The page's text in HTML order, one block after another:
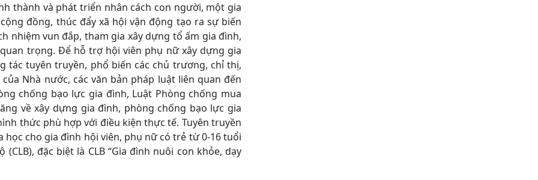
thành và phát triển nhân cách con người, một gia
đồng, thúc đẩy xã hội vận động tạo ra sự biến
nhiệm vun đắp, tham gia xây dựng tổ ấm gia đình,
trọng. Để hỗ trợ hội viên phụ nữ xây dựng gia
tác tuyên truyền, phổ biến các chủ trương, chỉ thị,
Nhà nước, các văn bản pháp luật liên quan đến
chống bạo lực gia đình, Luật Phòng chống mua
về xây dựng gia đình, phòng chống bạo lực gia
thức phù hợp với điều kiện thực tế. Tuyên truyền
cho gia đình hội viên, phụ nữ có trẻ từ 0-16 tuổi
đặc biệt là CLB “Gia đình nuôi con khỏe, dạy